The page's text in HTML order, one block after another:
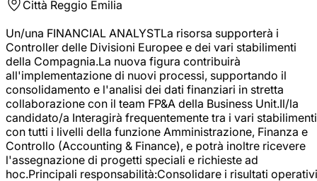
Città Reggio Emilia
Un/una FINANCIAL ANALYSTLa risorsa supporterà i
Controller delle Divisioni Europee e dei vari stabilimenti
della Compagnia.La nuova figura contribuirà
all'implementazione di nuovi processi, supportando il
consolidamento e l'analisi dei dati finanziari in stretta
collaborazione con il team FP&A della Business Unit.Il/la
candidato/a Interagirà frequentemente tra i vari stabilimenti
con tutti i livelli della funzione Amministrazione, Finanza e
Controllo (Accounting & Finance), e potrà inoltre ricevere
l'assegnazione di progetti speciali e richieste ad
hoc.Principali responsabilità:Consolidare i risultati operativi